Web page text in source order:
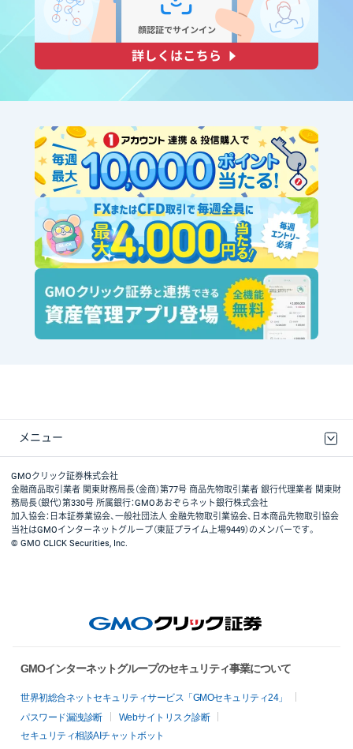
メニュー
取引規程・約款
最良執行方針
ディスクレイマー
リスク説明
GMOクリック証券ホームページ
GMOクリック証券株式会社
金融商品取引業者 関東財務局長（金商）第77号 商品先物取引業者 銀行代理業者 関東財
務局長（銀代）第330号 所属銀行：GMOあおぞらネット銀行株式会社
加入協会：日本証券業協会、一般社団法人 金融先物取引業協会、日本商品先物取引協会
当社はGMOインターネットグループ（東証プライム上場9449）のメンバーです。
© GMO CLICK Securities, Inc.
GMOインターネットグループのセキュリティ事業について
世界初総合ネットセキュリティサービス「GMOセキュリティ24」
パスワード漏洩診断
Webサイトリスク診断
セキュリティ相談AIチャットボット